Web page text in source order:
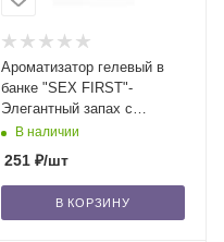
Ароматизатор гелевый в
банке "SEX FIRST"-
Элегантный запах с
древесными нотами и
легким шлейфом /24
В наличии
251₽/шт
В КОРЗИНУ